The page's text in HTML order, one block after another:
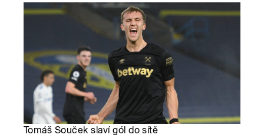
Tomáš Souček slaví gól do sítě